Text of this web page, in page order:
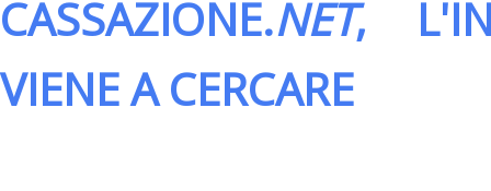
CASSAZIONE.NET,
VIENE A CERCARE